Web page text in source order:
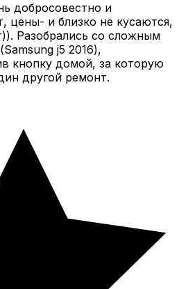
добросовестно и
цены- и близко не кусаются,
Разобрались со сложным
j5 2016),
кнопку домой, за которую
другой ремонт.